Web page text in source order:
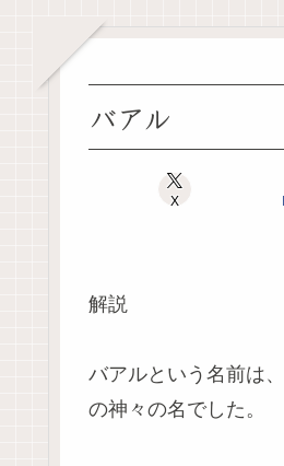
バアル
X
解説
バアルという名前は
の神々の名でした。